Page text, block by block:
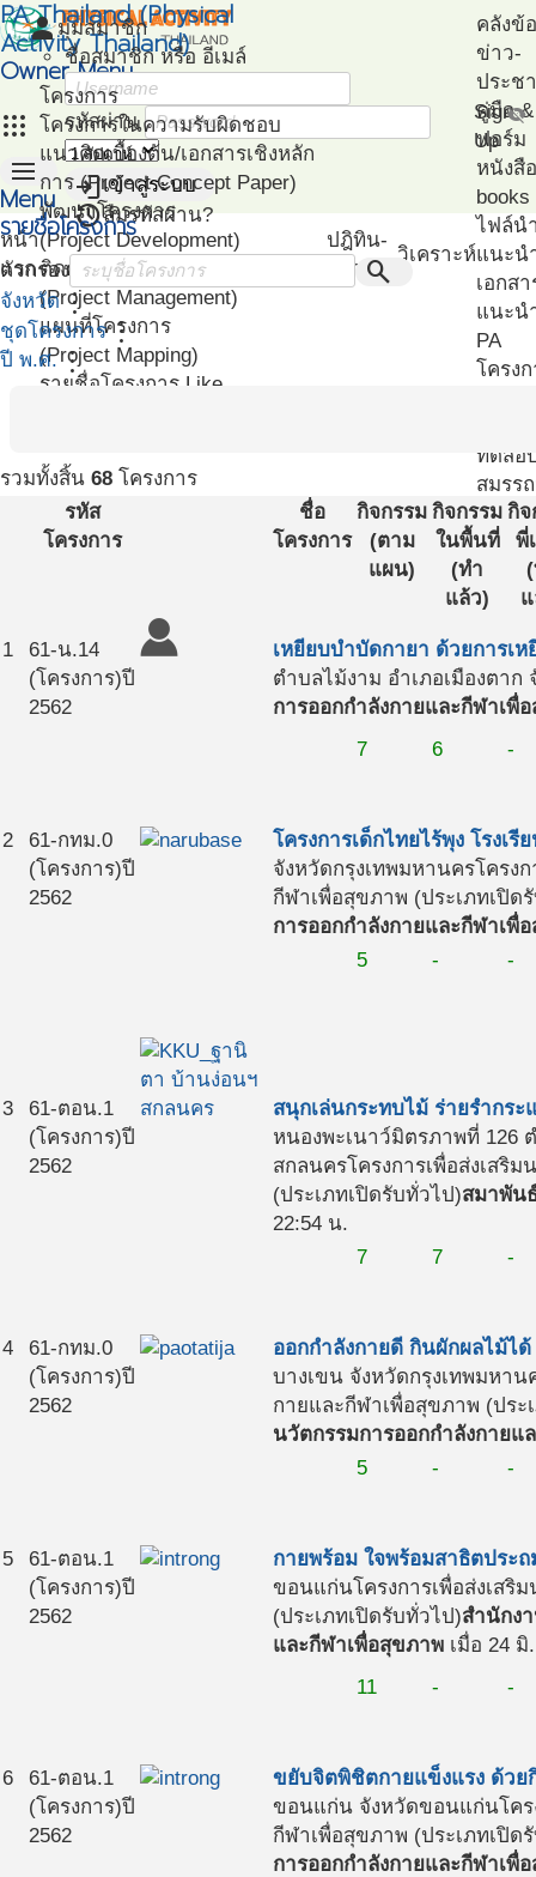
PA Thailand (Physical
Activity Thailand)
Owner Menu
apps
personมุมสมาชิก
ชื่อสมาชิก หรือ อีเมล์
รหัสผ่าน visibility_off
loginเข้าสู่ระบบ
restoreลืมรหัสผ่าน?
Sign
Up
menu
Menu
หน้า
แรก
โครงการ
โครงการในความรับผิดชอบ
แนวคิดเบื้องต้น/เอกสารเชิงหลัก
การ (Project Concept Paper)
พัฒนาโครงการ
(Project Development)
ติดตามโครงการ
(Project Management)
แผนที่โครงการ
(Project Mapping)
รายชื่อโครงการ Like
ปฎิทิน-
กิจกรรม
วิเคราะห์
คลังข้
ข่าว-
ประช
คู่มือ
ฟอร์ม
หนังสื
books
ไฟล์น
แนะน
เอกสา
แนะน
PA
โครง
ทดสอ
สมรร
รายชื่อโครงการ
ตัวกรอง search
จังหวัดmore_vert
ชุดโครงการmore_vert
ปี พ.ศ.more_vert
รวมทั้งสิ้น 68 โครงการ
รหัส
โครงการ
ชื่อ
โครงการ
กิจกรรม
(ตาม
แผน)
กิจกรรม
ในพื้นที่
(ทำ
แล้ว)
กิจ
พี่
1
61-น.14
(โครงการ)ปี
2562
เหยียบบำบัดกายา ด้วยการเ
ตำบลไม้งาม อำเภอเมืองตาก
การออกกำลังกายและกีฬาเพื่
7
6 -
2
61-กทม.0
(โครงการ)ปี
2562
โครงการเด็กไทยไร้พุง โรงเ
จังหวัดกรุงเทพมหานครโครง
กีฬาเพื่อสุขภาพ (ประเภทเปิด
การออกกำลังกายและกีฬาเพื่
5
- -
3
61-ตอน.1
(โครงการ)ปี
2562
สนุกเล่นกระทบไม้ ร่ายรำกระ
หนองพะเนาว์มิตรภาพที่ 126
สกลนครโครงการเพื่อส่งเสริ
(ประเภทเปิดรับทั่วไป)สมาพัน
22:54 น.
7
7 -
4
61-กทม.0
(โครงการ)ปี
2562
ออกกำลังกายดี กินผักผลไม้ได้
บางเขน จังหวัดกรุงเทพมหาน
กายและกีฬาเพื่อสุขภาพ (ประ
นวัตกรรมการออกกำลังกายแ
5
- -
5
61-ตอน.1
(โครงการ)ปี
2562
กายพร้อม ใจพร้อมสาธิตประ
ขอนแก่นโครงการเพื่อส่งเส
(ประเภทเปิดรับทั่วไป)สำนักง
และกีฬาเพื่อสุขภาพ เมื่อ 24
11
- -
6
61-ตอน.1
(โครงการ)ปี
2562
ขยับจิตพิชิตกายแข็งแรง ด้วย
ขอนแก่น จังหวัดขอนแก่นโค
กีฬาเพื่อสุขภาพ (ประเภทเปิด
การออกกำลังกายและกีฬาเพื่